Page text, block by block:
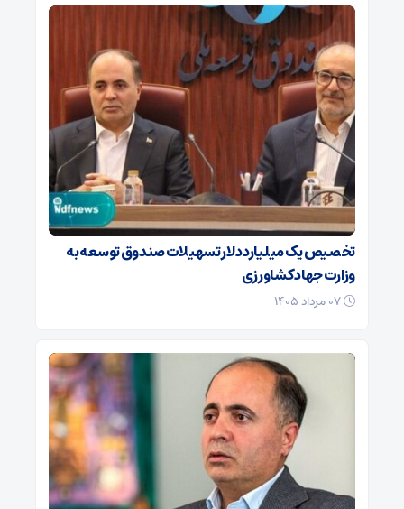
تخصیص یک میلیارد دلار تسهیلات صندوق توسعه به
وزارت جهاد کشاورزی